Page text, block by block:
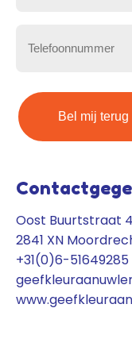
Telefoonnummer
Oost Buurtstraat 4
2841 XN
+31(0)6-51649285